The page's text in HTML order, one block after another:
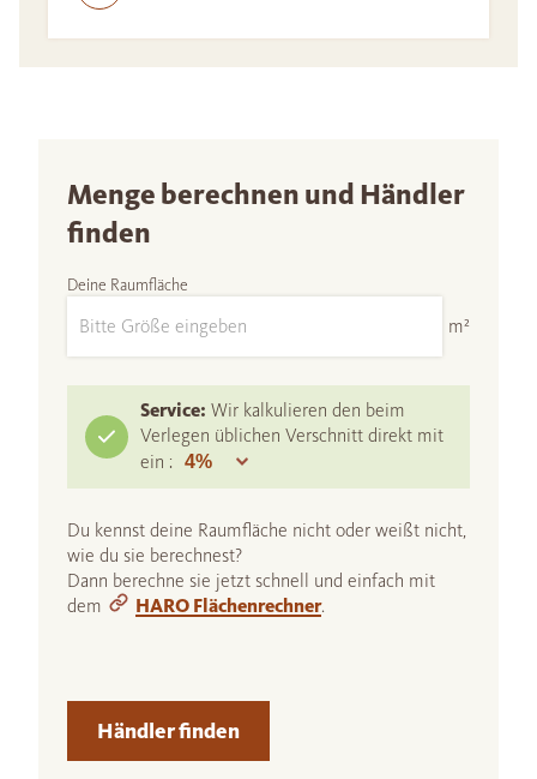
Menge berechnen und Händler
finden
Deine Raumfläche
m²
Service: Wir kalkulieren den beim
Verlegen üblichen Verschnitt direkt mit
ein :
Du kennst deine Raumfläche nicht oder weißt nicht,
wie du sie berechnest?
Dann berechne sie jetzt schnell und einfach mit
dem
HARO Flächenrechner.
Händler finden